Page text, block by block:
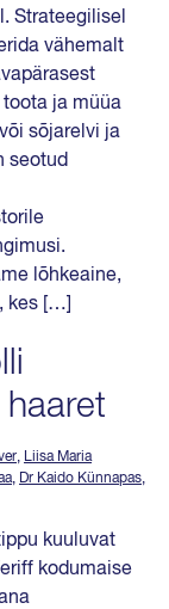
Strateegilisel
vähemalt
ja müüa
sõjarelvi ja
seotud
lõhkeaine,
kes […]
, Liisa Maria
, Dr Kaido Künnapas,
kuuluvat
kodumaise